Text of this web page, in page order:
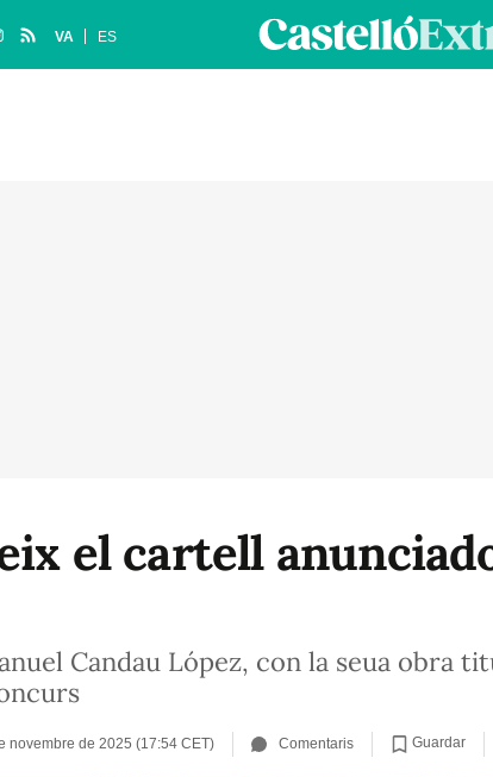
VA ES
el cartell
Candau López, con la seua obra
novembre de 2025 (17:54 CET) Comentaris Guardar